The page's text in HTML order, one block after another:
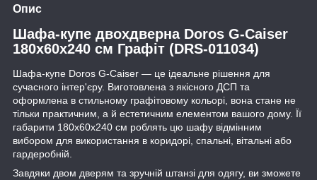
Опис
Шафа-купе двохдверна Doros G-Caiser
180х60х240 см Графіт (DRS-011034)
Шафа-купе Doros G-Caiser — це ідеальне рішення для
сучасного інтер'єру. Виготовлена з якісного ДСП та
оформлена в стильному графітовому кольорі, вона стане не
тільки практичним, а й естетичним елементом вашого дому. Її
габарити 180х60х240 см роблять цю шафу відмінним
вибором для використання в коридорі, спальні, вітальні або
гардеробній.
Завдяки двом дверям та зручній штанзі для одягу, ви зможете